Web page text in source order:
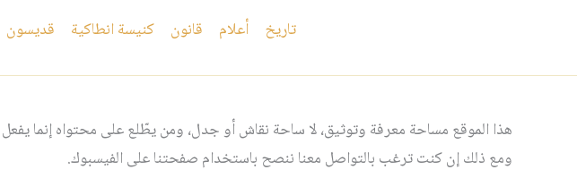
تاريخ أعلام قانون كنيسة انطاكية قديسون
هذا الموقع مساحة معرفة وتوثيق، لا ساحة نقاش أو جدل، ومن يطّلع على محتواه إنما
ومع ذلك إن كنت ترغب بالتواصل معنا ننصح باستخدام صفحتنا على الفيسبوك.